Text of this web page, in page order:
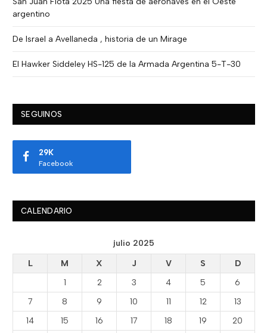
argentino
De Israel a Avellaneda , historia de un Mirage
El Hawker Siddeley HS-125 de la Armada Argentina 5-T-30
SEGUINOS
Facebook
29K
CALENDARIO
julio 2025
L
M X J V S
D
1
2 3 4 5
6
7
8 9 10 11 12
13
14
15 16 17 18 19
20